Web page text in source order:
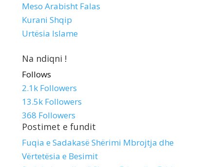
Meso Arabisht Falas
Kurani Shqip
Urtësia Islame
Na ndiqni !
Follows
2.1k Followers
13.5k Followers
368 Followers
Postimet e fundit
Fuqia e Sadakasë Shërimi Mbrojtja dhe
Vërtetësia e Besimit